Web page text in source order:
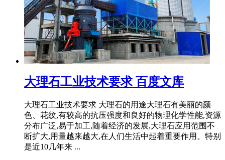
大理石工业技术要求 百度文库
大理石工业技术要求 大理石的用途大理石有美丽的颜
色、花纹,有较高的抗压强度和良好的物理化学性能,资源
分布广泛,易于加工,随着经济的发展,大理石应用范围不
断扩大,用量越来越大,在人们生活中起着重要作用。特别
是近10几年来 ...